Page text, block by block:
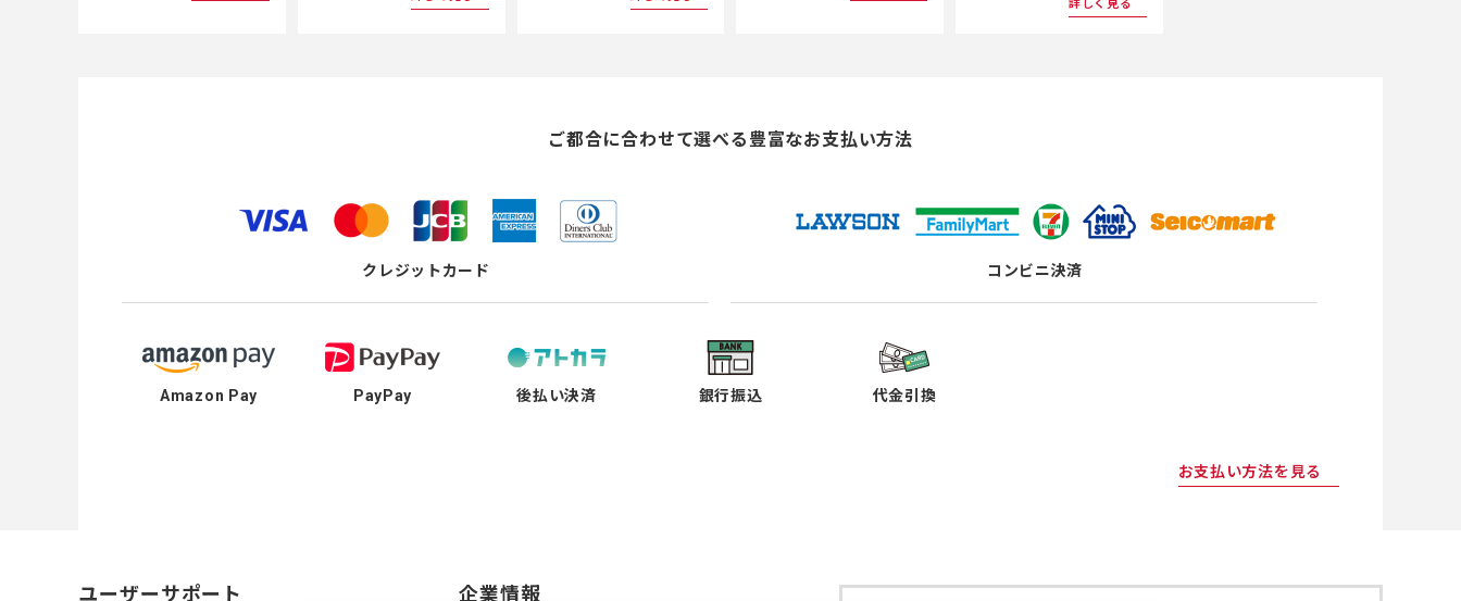
詳しく見る
ご都合に合わせて選べる 豊富なお支払い方法
クレジットカード コンビニ決済
Amazon Pay PayPay 後払い決済 銀行振込 代金引換
お支払い方法を見る
ユーザーサポート 企業情報
し
タ
ブ
で
し
タ
ブ
で
し
タ
ブ
で
し
タ
ブ
で